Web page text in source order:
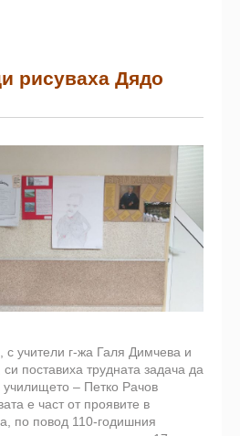
рисуваха Дядо
с учители г-жа Галя Димчева и
поставиха трудната задача да
училището – Петко Рачов
е част от проявите в
по повод 110-годишния